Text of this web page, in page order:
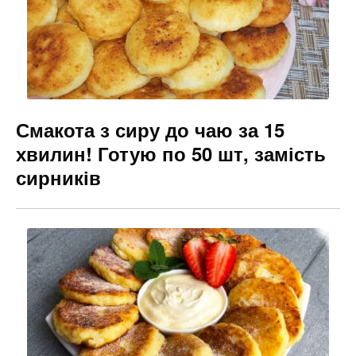
k
er
Смакота з сиру до чаю за 15
хвилин! Готую по 50 шт, замість
сирників